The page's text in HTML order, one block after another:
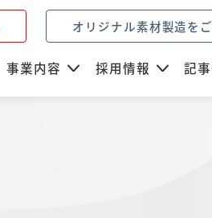
オリジナル素材製造を
事業内容 採用情報 記